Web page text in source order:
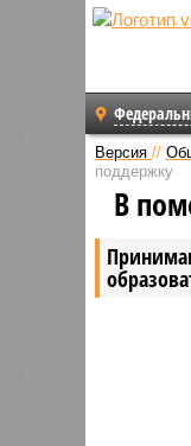
Версия //
поддержку
В